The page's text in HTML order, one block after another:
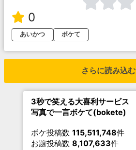
0
あいかつ
ボケて
さらに読み込む
3秒で笑える大喜利サービス
写真で一言ボケて(bokete)
ボケ投稿数 115,511,748件
お題投稿数 8,107,633件